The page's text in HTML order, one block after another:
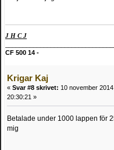
J H C J
CF 500 14 -
Krigar Kaj
« Svar #8 skrivet: 10 november 2014
20:30:21 »
Betalade under 1000 lappen för
mig